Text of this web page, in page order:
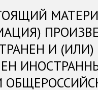
И (ИЛИ)